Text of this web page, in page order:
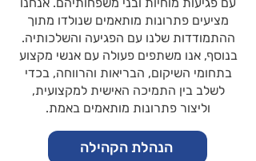
מציעים פתרונות מותאמים שנולדו מתוך
ההתמודדות שלנו עם הפגיעה והשלכותיה.
בנוסף, אנו משתפים פעולה עם אנשי מקצוע
בתחומי השיקום, הבריאות והרווחה, בכדי
לשלב בין התמיכה האישית למקצועית,
וליצור פתרונות מותאמים באמת.
הנהלת הקהילה